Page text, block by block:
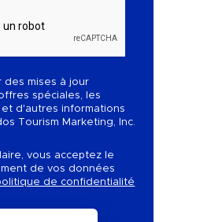
des mises à jour
spéciales, les
d'autres informations
Tourism Marketing, Inc.
vous acceptez le
de vos données
de confidentialité